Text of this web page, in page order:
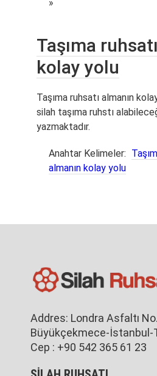
»
Taşıma
kolay yolu
Taşıma ruhsatı almanın
silah taşıma ruhstı
yazmaktadır.
Anahtar Kelimeler:
almanın kolay yolu
Addres: Londra Asfaltı
Büyükçekmece-İstanbul-
Cep : +90 542 365 61 23